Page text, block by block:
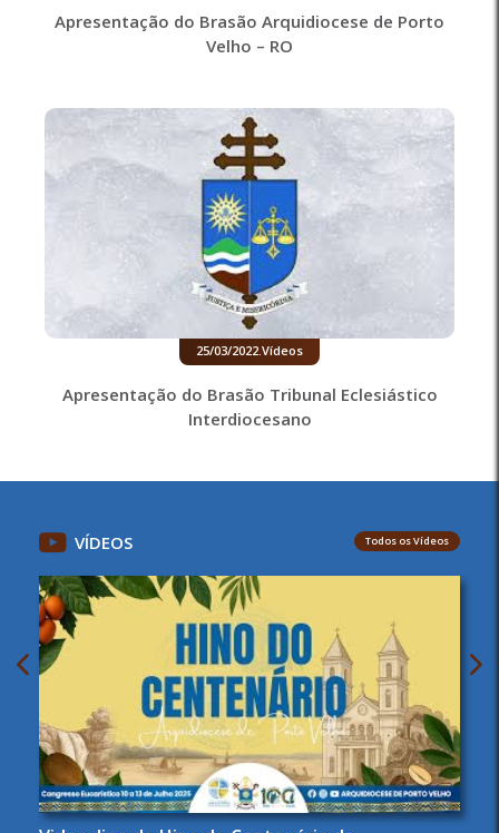
Apresentação do Brasão Arquidiocese de Porto
Velho – RO
25/03/2022.Vídeos
Apresentação do Brasão Tribunal Eclesiástico
Interdiocesano
VÍDEOS Todos os Vídeos